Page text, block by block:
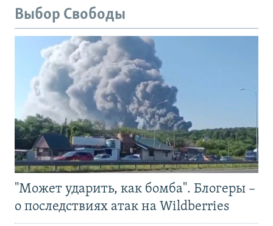
Выбор Свободы
"Может ударить, как бомба". Блогеры –
о последствиях атак на Wildberries